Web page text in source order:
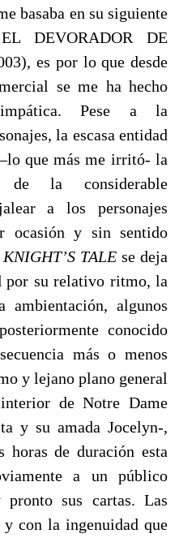
basaba en su siguiente
DEVORADOR DE
es por lo que desde
se me ha hecho
Pese a la
la escasa entidad
que más me irritó- la
de la considerable
a los personajes
ocasión y sin sentido
TALE se deja
por su relativo ritmo, la
ambientación, algunos
conocido
más o menos
y lejano plano general
de Notre Dame
y su amada Jocelyn-,
horas de duración esta
a un público
pronto sus cartas. Las
y con la ingenuidad que